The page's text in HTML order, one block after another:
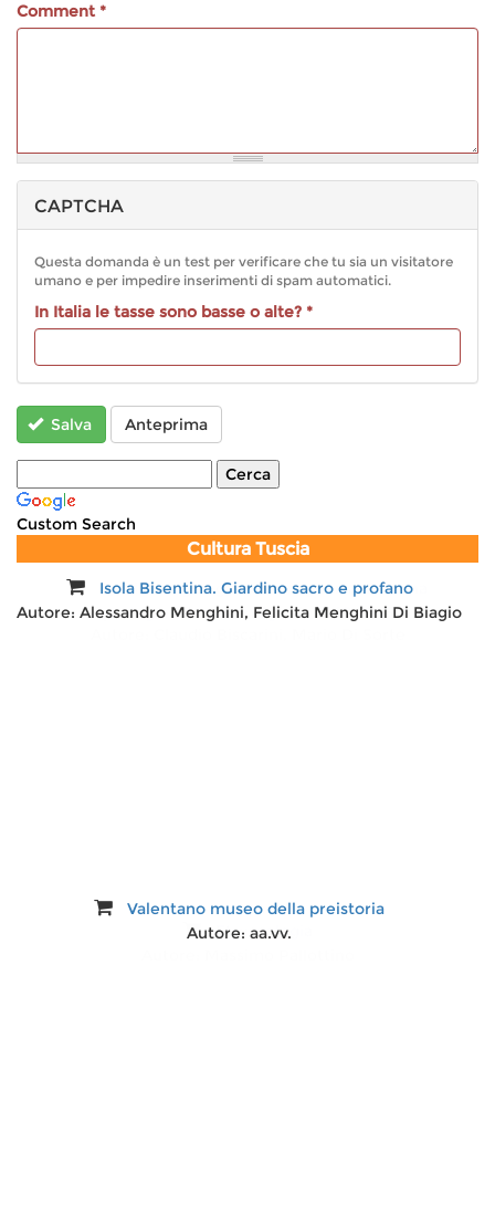
Comment *
Altre
informazioni
sui
formati
testo
CAPTCHA
Questa domanda è un test per verificare che tu sia un visitatore
umano e per impedire inserimenti di spam automatici.
In Italia le tasse sono basse o alte? *
Salva Anteprima
Custom Search
Cultura Tuscia
Isola Bisentina. Giardino sacro e profano
Autore: Alessandro Menghini, Felicita Menghini Di Biagio
Valentano museo della preistoria
Autore: aa.vv.
Quelle lunghe giornate di guerra. Bolsena
protagonista suo malgrado 1940-1945
Etruscologia